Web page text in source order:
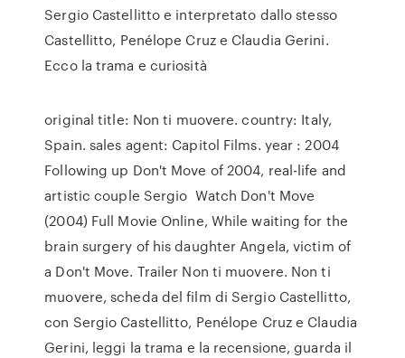
Sergio Castellitto e interpretato dallo stesso
Castellitto, Penélope Cruz e Claudia Gerini.
Ecco la trama e curiosità
original title: Non ti muovere. country: Italy,
Spain. sales agent: Capitol Films. year : 2004
Following up Don't Move of 2004, real-life and
artistic couple Sergio Watch Don't Move
(2004) Full Movie Online, While waiting for the
brain surgery of his daughter Angela, victim of
a Don't Move. Trailer Non ti muovere. Non ti
muovere, scheda del film di Sergio Castellitto,
con Sergio Castellitto, Penélope Cruz e Claudia
Gerini, leggi la trama e la recensione, guarda il